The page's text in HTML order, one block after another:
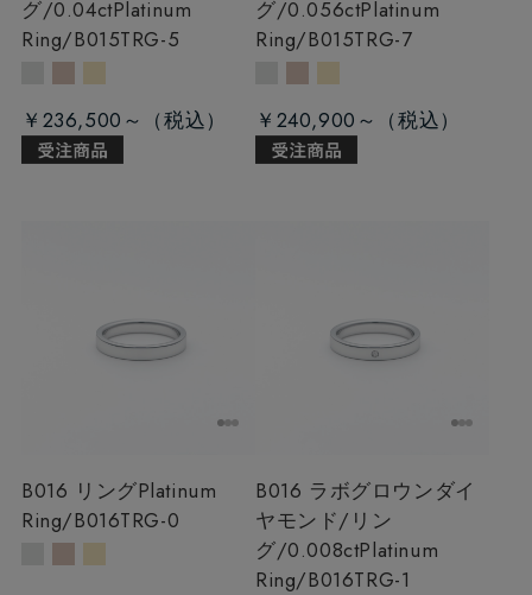
グ/0.04ctPlatinum
Ring/B015TRG-5
￥236,500～
グ/0.056ctPlatinum
Ring/B015TRG-7
￥240,900～
B016 リングPlatinum
Ring/B016TRG-0
B016 ラボグロウンダイ
ヤモンド/リン
グ/0.008ctPlatinum
Ring/B016TRG-1